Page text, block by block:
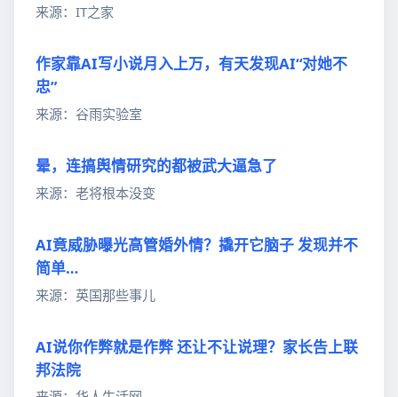
来源：IT之家
作家靠AI写小说月入上万，有天发现AI“对她不
忠”
来源：谷雨实验室
晕，连搞舆情研究的都被武大逼急了
来源：老将根本没变
AI竟威胁曝光高管婚外情？撬开它脑子 发现并不
简单…
来源：英国那些事儿
AI说你作弊就是作弊 还让不让说理？家长告上联
邦法院